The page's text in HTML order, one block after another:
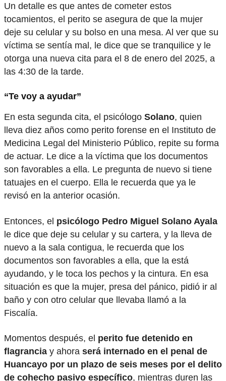
Un detalle es que antes de cometer estos
tocamientos, el perito se asegura de que la mujer
deje su celular y su bolso en una mesa. Al ver que su
víctima se sentía mal, le dice que se tranquilice y le
otorga una nueva cita para el 8 de enero del 2025, a
las 4:30 de la tarde.
“Te voy a ayudar”
En esta segunda cita, el psicólogo Solano, quien
lleva diez años como perito forense en el Instituto de
Medicina Legal del Ministerio Público, repite su forma
de actuar. Le dice a la víctima que los documentos
son favorables a ella. Le pregunta de nuevo si tiene
tatuajes en el cuerpo. Ella le recuerda que ya le
revisó en la anterior ocasión.
Entonces, el psicólogo Pedro Miguel Solano Ayala
le dice que deje su celular y su cartera, y la lleva de
nuevo a la sala contigua, le recuerda que los
documentos son favorables a ella, que la está
ayudando, y le toca los pechos y la cintura. En esa
situación es que la mujer, presa del pánico, pidió ir al
baño y con otro celular que llevaba llamó a la
Fiscalía.
Momentos después, el perito fue detenido en
flagrancia y ahora será internado en el penal de
Huancayo por un plazo de seis meses por el delito
de cohecho pasivo específico, mientras duren las